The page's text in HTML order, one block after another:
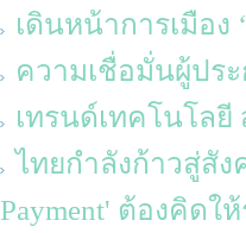
เดินหน้าการเมือง
ความเชื่อมั่นผู้ปร
เทรนด์เทคโนโล
ไทยกำลังก้าวสู่สัง
Payment' ต้องคิดใ